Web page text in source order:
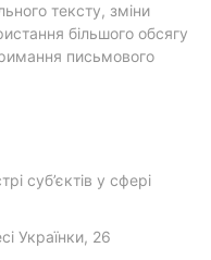
тексту, зміни
більшого обсягу
письмового
суб’єктів у сфері
Українки, 26